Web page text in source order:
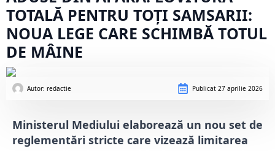
TOTALĂ PENTRU TOȚI SAMSARII:
NOUA LEGE CARE SCHIMBĂ TOTUL
DE MÂINE
Autor: redactie Publicat 27 aprilie 2026
Ministerul Mediului elaborează un nou set de
reglementări stricte care vizează limitarea